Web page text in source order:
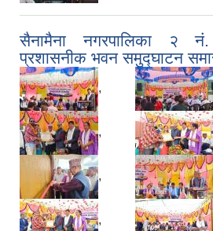
सैनामैना नगरपालिका २ नं.
प्रशासनीक भवन समुद्घाटन
,
,
,
,